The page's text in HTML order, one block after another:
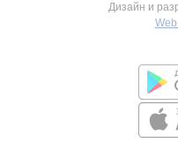
Дизайн и